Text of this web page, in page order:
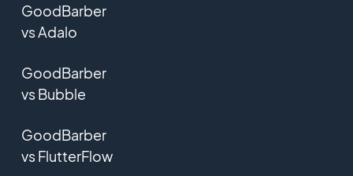
GoodBarber
vs Adalo
GoodBarber
vs Bubble
GoodBarber
vs FlutterFlow